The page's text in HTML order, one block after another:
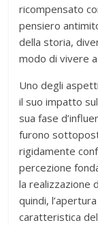
ricompensato
pensiero
della storia,
modo di vivere
Uno degli
il suo impatto
sua fase
furono
rigidamente
percezione
la realizzazione
quindi,
caratteristica